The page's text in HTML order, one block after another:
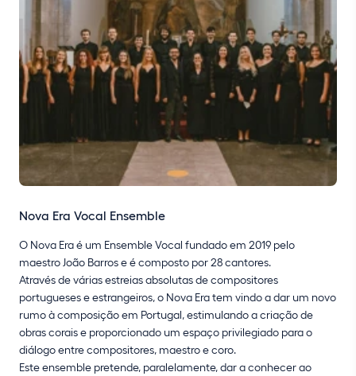
Nova Era Vocal Ensemble
O Nova Era é um Ensemble Vocal fundado em 2019 pelo
maestro João Barros e é composto por 28 cantores.
Através de várias estreias absolutas de compositores
portugueses e estrangeiros, o Nova Era tem vindo a dar um novo
rumo à composição em Portugal, estimulando a criação de
obras corais e proporcionado um espaço privilegiado para o
diálogo entre compositores, maestro e coro.
Este ensemble pretende, paralelamente, dar a conhecer ao